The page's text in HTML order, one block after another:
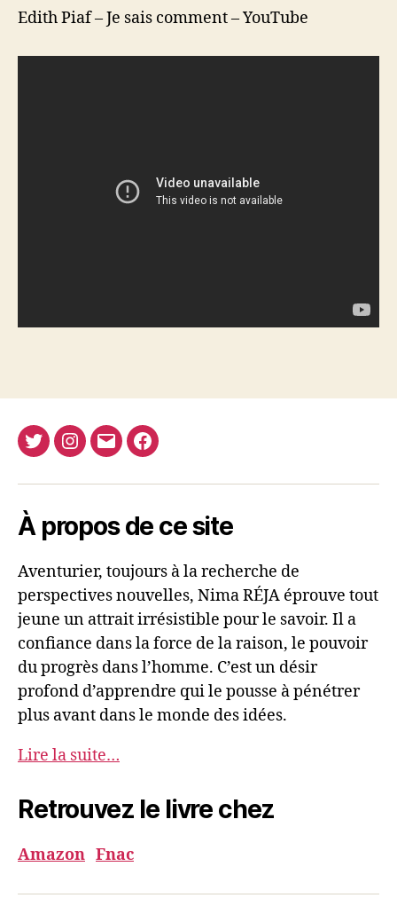
Edith Piaf – Je sais comment – YouTube
TwitterInstagram
E-
Facebook
À propos de ce site
Aventurier, toujours à la recherche de
perspectives nouvelles, Nima RÉJA éprouve tout
jeune un attrait irrésistible pour le savoir. Il a
confiance dans la force de la raison, le pouvoir
du progrès dans l’homme. C’est un désir
profond d’apprendre qui le pousse à pénétrer
plus avant dans le monde des idées.
Lire la suite…
Retrouvez le livre chez
Amazon Fnac